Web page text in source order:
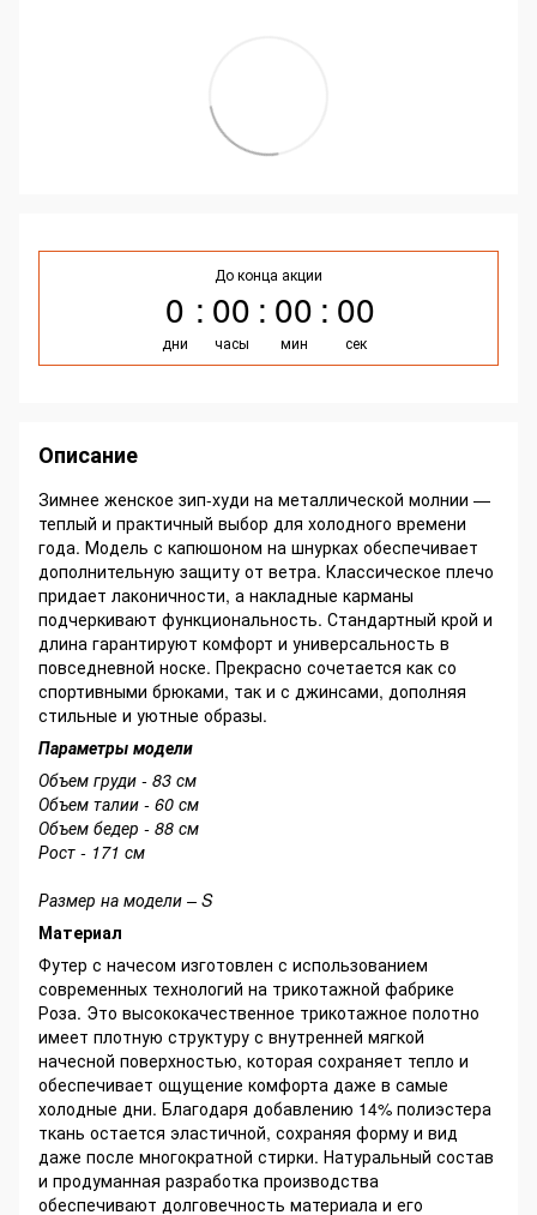
До конца акции
0
дни
00
часы
00
мин
00
сек
Описание
Зимнее женское зип-худи на металлической молнии —
теплый и практичный выбор для холодного времени
года. Модель с капюшоном на шнурках обеспечивает
дополнительную защиту от ветра. Классическое плечо
придает лаконичности, а накладные карманы
подчеркивают функциональность. Стандартный крой и
длина гарантируют комфорт и универсальность в
повседневной носке. Прекрасно сочетается как со
спортивными брюками, так и с джинсами, дополняя
стильные и уютные образы.
Параметры модели
Объем груди - 83 см
Объем талии - 60 см
Объем бедер - 88 см
Рост - 171 см
Размер на модели – S
Материал
Футер с начесом изготовлен с использованием
современных технологий на трикотажной фабрике
Роза. Это высококачественное трикотажное полотно
имеет плотную структуру с внутренней мягкой
начесной поверхностью, которая сохраняет тепло и
обеспечивает ощущение комфорта даже в самые
холодные дни. Благодаря добавлению 14% полиэстера
ткань остается эластичной, сохраняя форму и вид
даже после многократной стирки. Натуральный состав
и продуманная разработка производства
обеспечивают долговечность материала и его